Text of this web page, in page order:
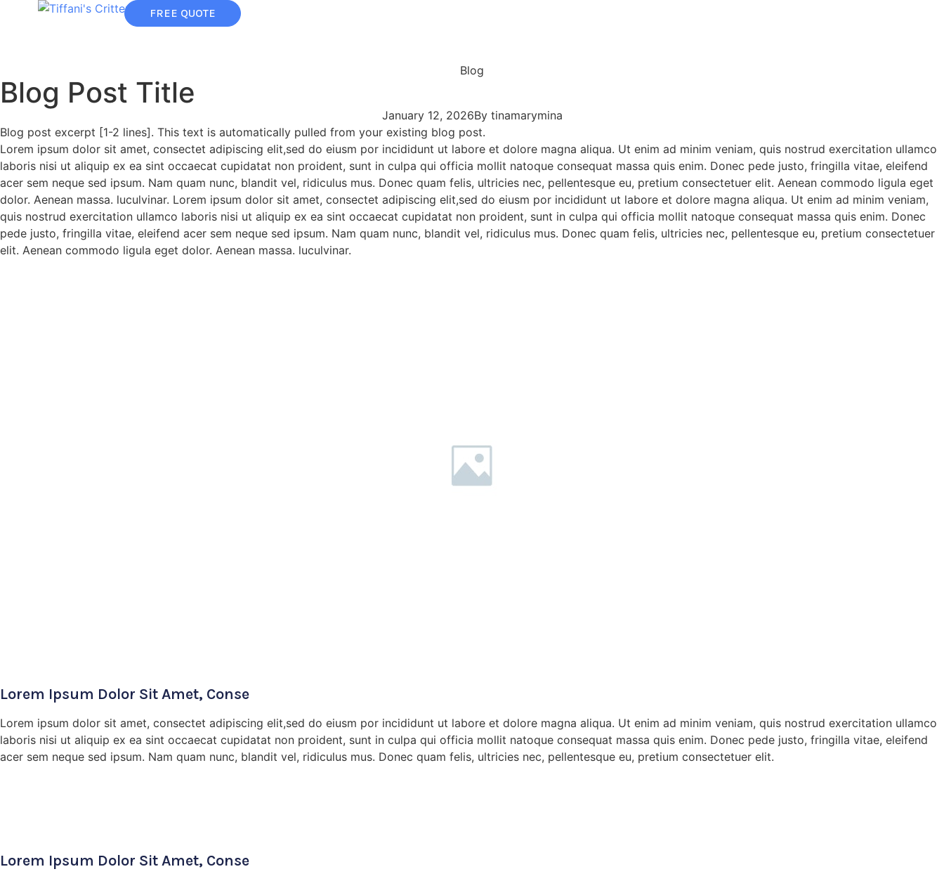
FREE QUOTE
Blog
Blog Post Title
January 12, 2026Bytinamarymina
Blog post excerpt [1-2 lines]. This text is automatically pulled from your existing blog post.
Lorem ipsum dolor sit amet, consectet adipiscing elit,sed do eiusm por incididunt ut labore et dolore magna aliqua. Ut enim ad minim veniam, quis nostrud exercitation ullamco
laboris nisi ut aliquip ex ea sint occaecat cupidatat non proident, sunt in culpa qui officia mollit natoque consequat massa quis enim. Donec pede justo, fringilla vitae, eleifend
acer sem neque sed ipsum. Nam quam nunc, blandit vel, ridiculus mus. Donec quam felis, ultricies nec, pellentesque eu, pretium consectetuer elit. Aenean commodo ligula eget
dolor. Aenean massa. luculvinar. Lorem ipsum dolor sit amet, consectet adipiscing elit,sed do eiusm por incididunt ut labore et dolore magna aliqua. Ut enim ad minim veniam,
quis nostrud exercitation ullamco laboris nisi ut aliquip ex ea sint occaecat cupidatat non proident, sunt in culpa qui officia mollit natoque consequat massa quis enim. Donec
pede justo, fringilla vitae, eleifend acer sem neque sed ipsum. Nam quam nunc, blandit vel, ridiculus mus. Donec quam felis, ultricies nec, pellentesque eu, pretium consectetuer
elit. Aenean commodo ligula eget dolor. Aenean massa. luculvinar.
Lorem Ipsum Dolor Sit Amet, Conse
Lorem ipsum dolor sit amet, consectet adipiscing elit,sed do eiusm por incididunt ut labore et dolore magna aliqua. Ut enim ad minim veniam, quis nostrud exercitation ullamco
laboris nisi ut aliquip ex ea sint occaecat cupidatat non proident, sunt in culpa qui officia mollit natoque consequat massa quis enim. Donec pede justo, fringilla vitae, eleifend
acer sem neque sed ipsum. Nam quam nunc, blandit vel, ridiculus mus. Donec quam felis, ultricies nec, pellentesque eu, pretium consectetuer elit.
Lorem Ipsum Dolor Sit Amet, Conse